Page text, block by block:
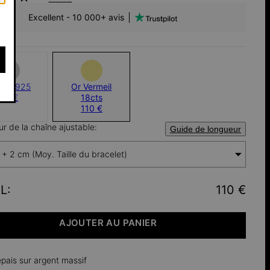
Excellent - 10 000+ avis
925
65 €
Or Vermeil
18cts
110 €
de la chaîne ajustable:
Guide de longueur
+ 2 cm (Moy. Taille du bracelet)
: 110 €
AJOUTER AU PANIER
sur argent massif